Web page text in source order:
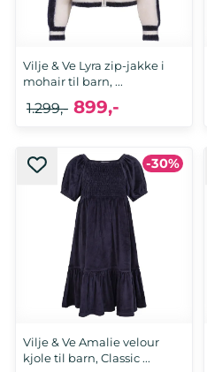
Vilje & Ve Lyra zip-jakke i
mohair til barn, ...
899,-
1.299,-
-30%
Vilje & Ve Amalie velour
kjole til barn, Classic ...